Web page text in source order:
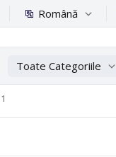
Română
Toate Categoriile